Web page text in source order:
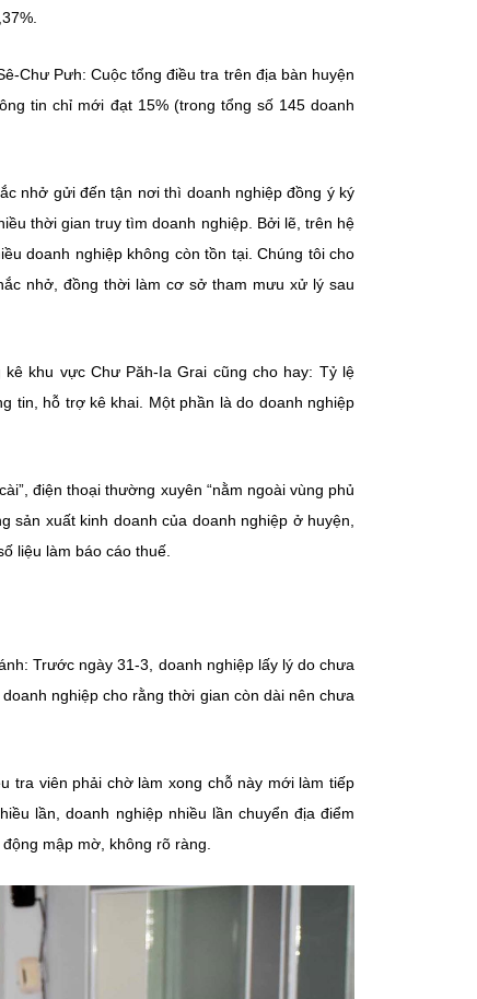
Chư Pưh: Cuộc tổng điều tra trên địa bàn huyện
tin chỉ mới đạt 15% (trong tổng số 145 doanh
nhở gửi đến tận nơi thì doanh nghiệp đồng ý ký
thời gian truy tìm doanh nghiệp. Bởi lẽ, trên hệ
doanh nghiệp không còn tồn tại. Chúng tôi cho
nhở, đồng thời làm cơ sở tham mưu xử lý sau
khu vực Chư Păh-Ia Grai cũng cho hay: Tỷ lệ
tin, hỗ trợ kê khai. Một phần là do doanh nghiệp
điện thoại thường xuyên “nằm ngoài vùng phủ
sản xuất kinh doanh của doanh nghiệp ở huyện,
liệu làm báo cáo thuế.
Trước ngày 31-3, doanh nghiệp lấy lý do chưa
nghiệp cho rằng thời gian còn dài nên chưa
tra viên phải chờ làm xong chỗ này mới làm tiếp
lần, doanh nghiệp nhiều lần chuyển địa điểm
mập mờ, không rõ ràng.